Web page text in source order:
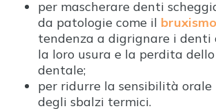
per mascherare denti
da patologie come il bruxismo
tendenza a digrignare i denti
la loro usura e la perdita
dentale;
per ridurre la sensibilità
degli sbalzi termici.